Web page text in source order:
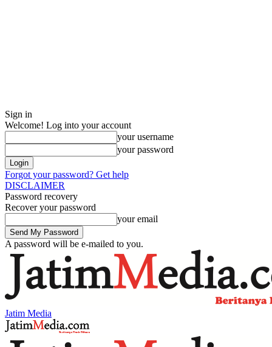
Sign in
Welcome! Log into your account
your username
your password
Forgot your password? Get help
DISCLAIMER
Password recovery
Recover your password
your email
A password will be e-mailed to you.
Jatim Media